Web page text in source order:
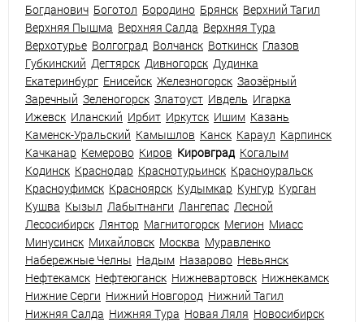
Богданович Боготол Бородино Брянск Верхний Тагил
Верхняя Пышма Верхняя Салда Верхняя Тура
Верхотурье Волгоград Волчанск Воткинск Глазов
Губкинский Дегтярск Дивногорск Дудинка
Екатеринбург Енисейск Железногорск Заозёрный
Заречный Зеленогорск Златоуст Ивдель Игарка
Ижевск Иланский Ирбит Иркутск Ишим Казань
Каменск-Уральский Камышлов Канск Караул Карпинск
Качканар Кемерово Киров Кировград Когалым
Кодинск Краснодар Краснотурьинск Красноуральск
Красноуфимск Красноярск Кудымкар Кунгур Курган
Кушва Кызыл Лабытнанги Лангепас Лесной
Лесосибирск Лянтор Магнитогорск Мегион Миасс
Минусинск Михайловск Москва Муравленко
Набережные Челны Надым Назарово Невьянск
Нефтекамск Нефтеюганск Нижневартовск Нижнекамск
Нижние Серги Нижний Новгород Нижний Тагил
Нижняя Салда Нижняя Тура Новая Ляля Новосибирск